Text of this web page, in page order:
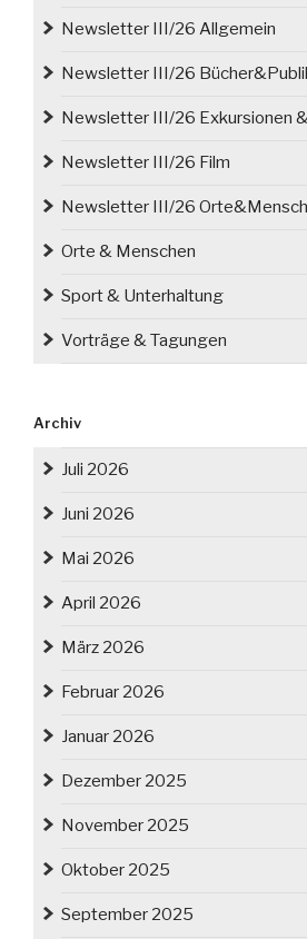
Newsletter III/26 Allgemein
Newsletter III/26
Newsletter III/26 Exkursionen
Newsletter III/26 Film
Newsletter III/26
Orte & Menschen
Sport & Unterhaltung
Vorträge & Tagungen
Archiv
Juli 2026
Juni 2026
Mai 2026
April 2026
März 2026
Februar 2026
Januar 2026
Dezember 2025
November 2025
Oktober 2025
September 2025